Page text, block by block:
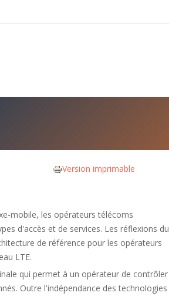
Version imprimable
mobile, les opérateurs télécoms
d'accès et de services. Les réflexions du
de référence pour les opérateurs
LTE.
qui permet à un opérateur de contrôler
Outre l'indépendance des technologies